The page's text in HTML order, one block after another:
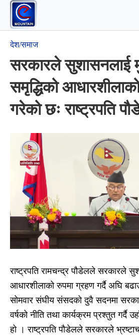
देश/समाज
सरकारले सुशासनलाई
समृद्धिको
गरेको छः राष्ट्रपति
राष्ट्रपति रामचन्द्र पौडेलले सरकारले
आधारशीलाको रुपमा ग्रहण गर्दै अघि
सोमवार संघीय संसदको दुवै सदनमा
वर्षको नीति तथा कार्यक्रम प्रश्तुत गर्दै
हो । राष्ट्रपति पौडेलले सरकारले